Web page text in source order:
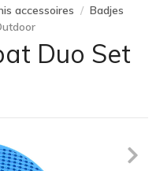
accessoires
Badjes
Duo Set